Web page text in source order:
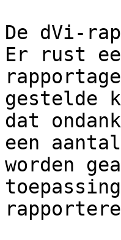
De dVi-
Er rust
gestelde
dat
een
worden